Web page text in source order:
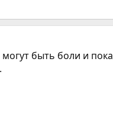
быть боли и